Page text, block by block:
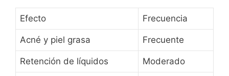
Efecto Frecuencia
Acné y piel grasa Frecuente
Retención de líquidos Moderado